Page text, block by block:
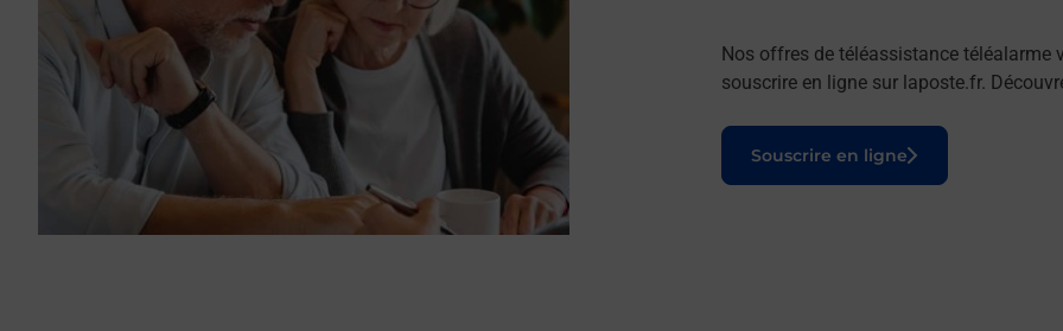
Nos offres de téléassistance téléalarme
souscrire en ligne sur laposte.fr.
Souscrire en ligne
Le lien s'ouvre dans un nouvel onglet